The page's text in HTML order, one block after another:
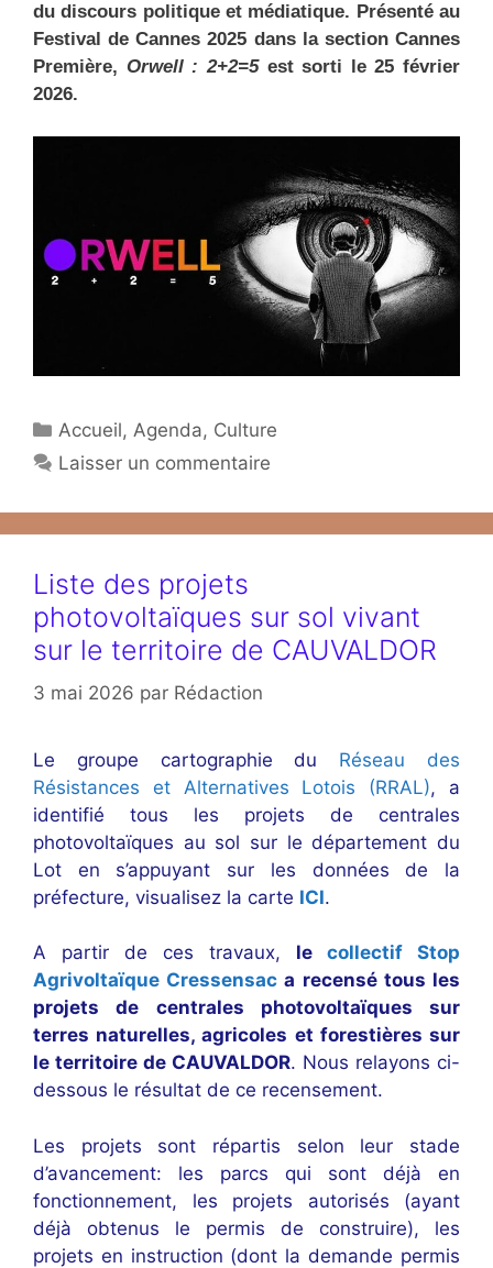
du discours politique et médiatique. Présenté au
Festival de Cannes 2025 dans la section Cannes
Première, Orwell : 2+2=5 est sorti le 25 février
2026.
Catégories
Accueil,Agenda, Culture
Laisser un commentaire
Liste des projets
photovoltaïques sur sol vivant
sur le territoire de CAUVALDOR
3 mai 2026 par Rédaction
Le groupe cartographie du Réseau des
Résistances et Alternatives Lotois (RRAL), a
identifié tous les projets de centrales
photovoltaïques au sol sur le département du
Lot en s’appuyant sur les données de la
préfecture, visualisez la carte ICI.
A partir de ces travaux, le collectif Stop
Agrivoltaïque Cressensac a recensé tous les
projets de centrales photovoltaïques sur
terres naturelles, agricoles et forestières sur
le territoire de CAUVALDOR. Nous relayons ci-
dessous le résultat de ce recensement.
Les projets sont répartis selon leur stade
d’avancement: les parcs qui sont déjà en
fonctionnement, les projets autorisés (ayant
déjà obtenus le permis de construire), les
projets en instruction (dont la demande permis